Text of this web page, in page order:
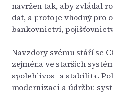
navržen tak, aby zvládal
dat, a proto je vhodný pro
bankovnictví,
Navzdory svému stáří se
zejména ve starších
spolehlivost a stabilita.
modernizaci a údržbu